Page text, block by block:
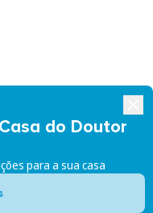
do Doutor
para a sua casa